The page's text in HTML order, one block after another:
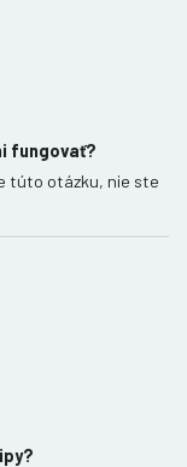
fungovať?
túto otázku, nie ste